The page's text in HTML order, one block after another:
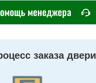
менеджера
заказа двери